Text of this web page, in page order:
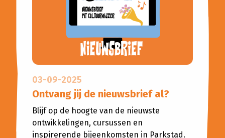
03-09-2025
Ontvang jij de nieuwsbrief al?
Blijf op de hoogte van de nieuwste
ontwikkelingen, cursussen en
inspirerende bijeenkomsten in Parkstad.